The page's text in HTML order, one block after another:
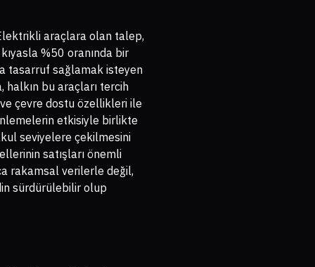
araçlara olan talep,
%50 oranında bir
tasarruf sağlamak isteyen
bu araçları tercih
çevre dostu özellikleri ile
etkisiyle birlikte
seviyelere çekilmesini
satışları önemli
rakamsal verilerle değil,
sürdürülebilir olup